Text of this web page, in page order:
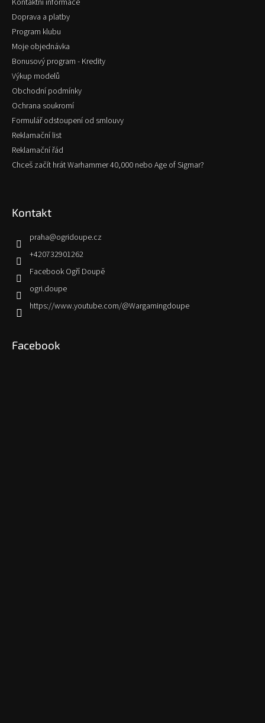
Kontaktní informace
Doprava a platby
Program klubu
Moje objednávka
Bonusový program - Kredity
Výkup modelů
Obchodní podmínky
Ochrana soukromí
Formulář odstoupení od smlouvy
Reklamační list
Reklamační řád
Chceš začít hrát Warhammer 40,000 nebo Age of Sigmar?
Kontakt
praha@ogridoupe.cz
+420732901262
Facebook Ogří Doupě
ogri.doupe
https://www.youtube.com/@Wargamingdoupe
Facebook